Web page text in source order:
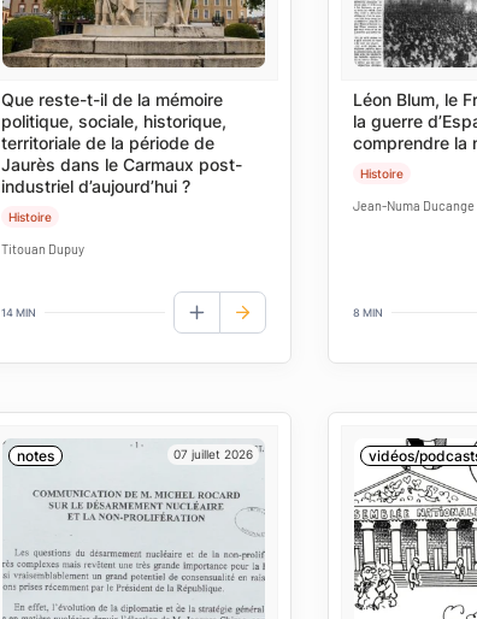
Que reste-t-il de la mémoire
politique, sociale, historique,
territoriale de la période de
Jaurès dans le Carmaux post-
industriel d’aujourd’hui ?
Histoire
Titouan Dupuy
14 MIN
AJOUTER AUX FAVORIS
Léon Blum, le
la guerre
comprendre la
Histoire
Jean-Numa Ducange
8 MIN
notes 07 juillet 2026 vidéos/